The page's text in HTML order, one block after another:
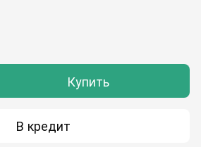
Купить
В кредит